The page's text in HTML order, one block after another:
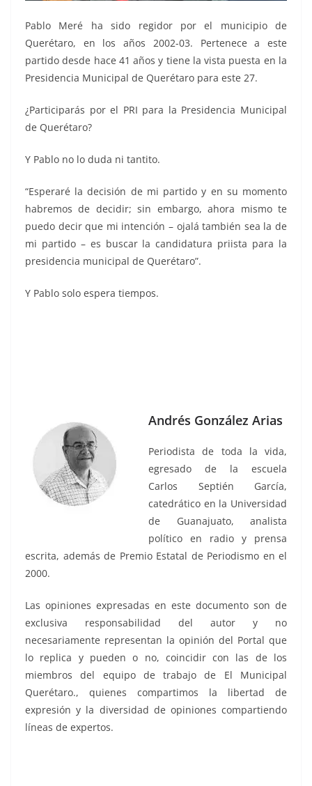
Pablo Meré ha sido regidor por el municipio de
Querétaro, en los años 2002-03. Pertenece a este
partido desde hace 41 años y tiene la vista puesta en la
Presidencia Municipal de Querétaro para este 27.
¿Participarás por el PRI para la Presidencia Municipal
de Querétaro?
Y Pablo no lo duda ni tantito.
“Esperaré la decisión de mi partido y en su momento
habremos de decidir; sin embargo, ahora mismo te
puedo decir que mi intención – ojalá también sea la de
mi partido – es buscar la candidatura priista para la
presidencia municipal de Querétaro”.
Y Pablo solo espera tiempos.
Andrés González Arias
Periodista de toda la vida,
egresado de la escuela
Carlos Septién García,
catedrático en la Universidad
de Guanajuato, analista
político en radio y prensa
escrita, además de Premio Estatal de Periodismo en el
2000.
Las opiniones expresadas en este documento son de
exclusiva responsabilidad del autor y no
necesariamente representan la opinión del Portal que
lo replica y pueden o no, coincidir con las de los
miembros del equipo de trabajo de El Municipal
Querétaro., quienes compartimos la libertad de
expresión y la diversidad de opiniones compartiendo
líneas de expertos.